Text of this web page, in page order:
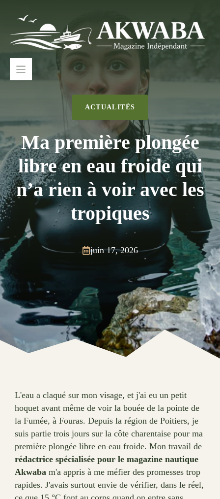
contenu
ACTUALITÉS
Ma première plongée
libre en eau froide qui
n’a rien à voir avec les
tropiques
juin 17, 2026
L'eau a claqué sur mon visage, et j'ai eu un petit
hoquet avant même de voir la bouée de la pointe de
la Fumée, à Fouras. Depuis la région de Poitiers, je
suis partie trois jours sur la côte charentaise pour ma
première plongée libre en eau froide. Mon travail de
rédactrice spécialisée pour le magazine nautique
Akwaba m'a appris à me méfier des promesses trop
rapides. J'avais surtout envie de vérifier, dans le réel,